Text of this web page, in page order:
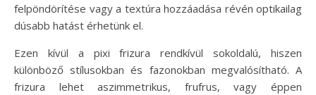
felpöndörítése vagy a textúra hozzáadása révén optikailag
dúsabb hatást érhetünk el.
Ezen kívül a pixi frizura rendkívül sokoldalú, hiszen
különböző stílusokban és fazonokban megvalósítható. A
frizura lehet aszimmetrikus, frufrus, vagy éppen